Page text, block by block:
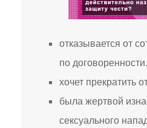
отказывается от
по договоренности.
хочет прекратить
была жертвой
сексуального